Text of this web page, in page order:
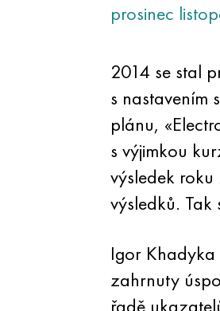
prosinec
2014 se stal
s nastavením
plánu,
s výjimkou
výsledek
výsledků.
Igor Khadyka
zahrnuty
řadě